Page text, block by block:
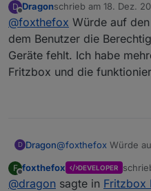
Was zeigt das Log
Da sollten
( 2 ist gut).
Und danach sollte
angelegt werden
Es hilft auch auf
Tasten für "Meine
Da sollte ein
(bestenfalls die ID
nicht, oder die
D
Offline
Dragonschrieb am 18. Dez.
zuletzt editiert von
@foxthefox Würde auf
dem Benutzer die
Geräte fehlt. Ich habe
Fritzbox und die
D Dragon@foxthefox Würde
Geräte fehlt. Ich
Fritzbox und die
F
Offline
foxthefox DEVELOPER
@dragon sagte in Fritzbox